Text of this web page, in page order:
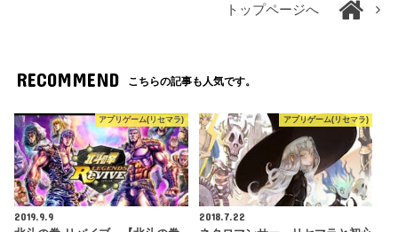
トップページへ
RECOMMEND こちらの記事も人気です。
アプリゲーム(リセマラ)
2019.9.9
アプリゲーム(リセマラ)
2018.7.22